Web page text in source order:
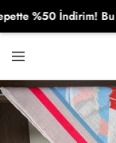
İndirim! Bu